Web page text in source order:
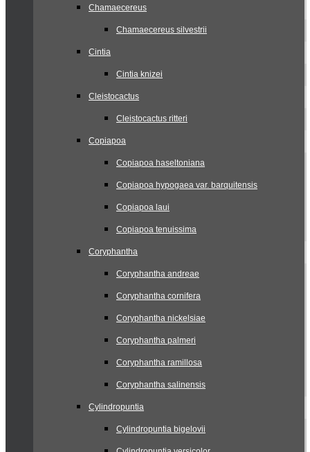
Chamaecereus
Chamaecereus silvestrii
Cintia
Cintia knizei
Cleistocactus
Cleistocactus ritteri
Copiapoa
Copiapoa haseltoniana
Copiapoa hypogaea var. barquitensis
Copiapoa laui
Copiapoa tenuissima
Coryphantha
Coryphantha andreae
Coryphantha cornifera
Coryphantha nickelsiae
Coryphantha palmeri
Coryphantha ramillosa
Coryphantha salinensis
Cylindropuntia
Cylindropuntia bigelovii